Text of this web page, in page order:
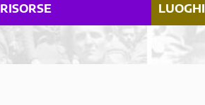
RISORSE LUOGHI